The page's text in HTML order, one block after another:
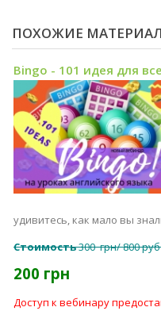
ПОХОЖИЕ
Bingo - 101 идея для
удивитесь, как мало вы
Стоимость300 грн/ 800
200 грн
Доступ к вебинару